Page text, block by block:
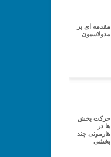
مقدمه ای بر
مدولاسیون
حرکت بخش
ها در
هارمونی چند
بخشی